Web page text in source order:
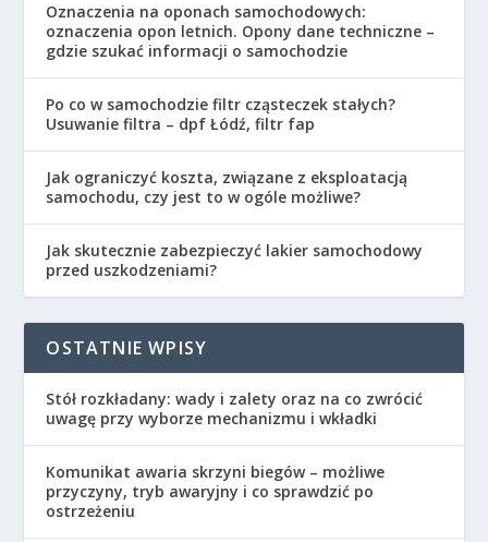
Oznaczenia na oponach samochodowych:
oznaczenia opon letnich. Opony dane techniczne –
gdzie szukać informacji o samochodzie
Po co w samochodzie filtr cząsteczek stałych?
Usuwanie filtra – dpf Łódź, filtr fap
Jak ograniczyć koszta, związane z eksploatacją
samochodu, czy jest to w ogóle możliwe?
Jak skutecznie zabezpieczyć lakier samochodowy
przed uszkodzeniami?
OSTATNIE WPISY
Stół rozkładany: wady i zalety oraz na co zwrócić
uwagę przy wyborze mechanizmu i wkładki
Komunikat awaria skrzyni biegów – możliwe
przyczyny, tryb awaryjny i co sprawdzić po
ostrzeżeniu